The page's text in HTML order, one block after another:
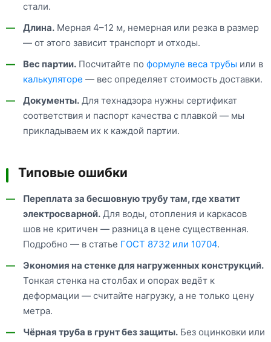
стали.
Длина. Мерная 4–12 м, немерная или резка в размер
— от этого зависит транспорт и отходы.
Вес партии. Посчитайте по формуле веса трубы или в
калькуляторе — вес определяет стоимость доставки.
Документы. Для технадзора нужны сертификат
соответствия и паспорт качества с плавкой — мы
прикладываем их к каждой партии.
Типовые ошибки
Переплата за бесшовную трубу там, где хватит
электросварной. Для воды, отопления и каркасов
шов не критичен — разница в цене существенная.
Подробно — в статье ГОСТ 8732 или 10704.
Экономия на стенке для нагруженных конструкций.
Тонкая стенка на столбах и опорах ведёт к
деформации — считайте нагрузку, а не только цену
метра.
Чёрная труба в грунт без защиты. Без оцинковки или